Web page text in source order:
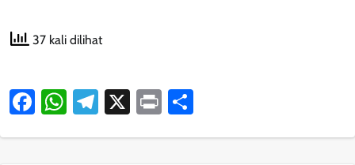
37 kali dilihat
Facebook
WhatsApp
Telegram
X Print